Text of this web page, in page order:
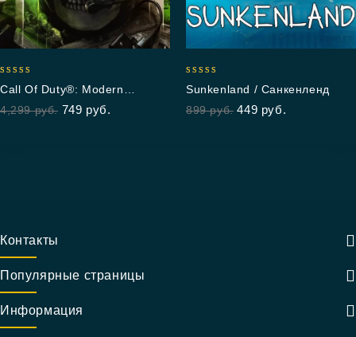
out of 5
Call Of Duty®: Modern
Warfare® II
4,299руб. 749 руб.
out of 5
Sunkenland / Санкенленд
899руб. 449 руб.
Контакты
Популярные страницы
Информация